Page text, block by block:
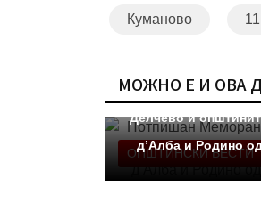
Куманово
МОЖНО Е И ОВА
ОПШТИНСКИ ВЕСТИ
Потпишан
Делчево и
д’Алба и Родино